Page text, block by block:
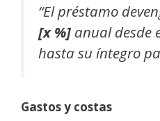
“El préstamo
[x %] anual desde
hasta su íntegro
Gastos y costas